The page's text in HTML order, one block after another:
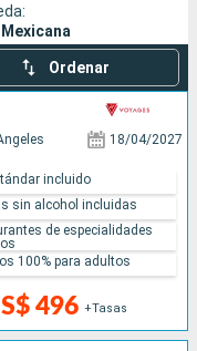
Ordenar
18/04/2027
496 +Tasas
incluido
sin alcohol incluidas
de especialidades
100% para adultos